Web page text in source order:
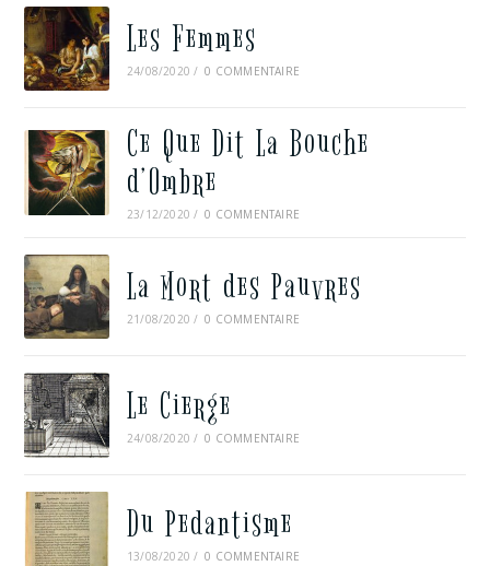
Les Femmes
24/08/2020 / 0 COMMENTAIRE
Ce Que Dit La Bouche
d’Ombre
23/12/2020 / 0 COMMENTAIRE
La Mort des Pauvres
21/08/2020 / 0 COMMENTAIRE
Le Cierge
24/08/2020 / 0 COMMENTAIRE
Du Pedantisme
13/08/2020 / 0 COMMENTAIRE